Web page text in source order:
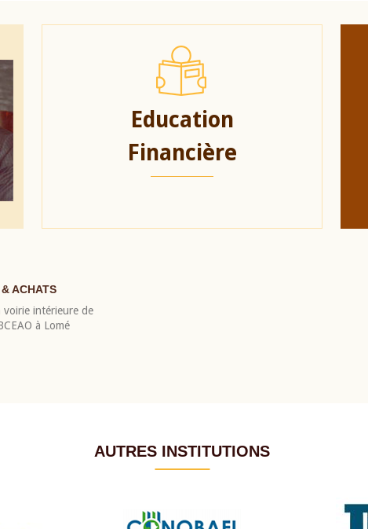
Education
Financière
ACHATS
voirie intérieure de
à Lomé
AUTRES INSTITUTIONS